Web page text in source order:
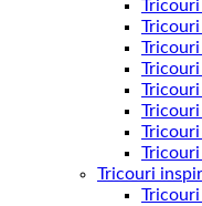
Tricouri